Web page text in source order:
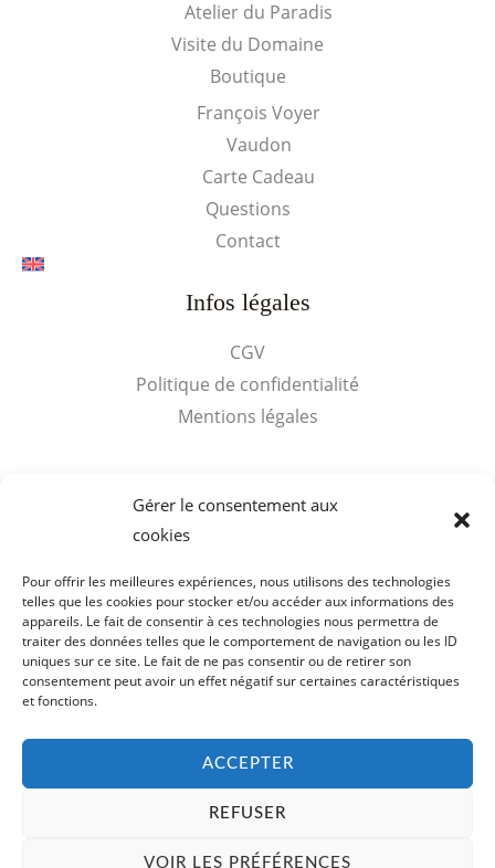
Gérer le consentement aux
cookies
Pour offrir les meilleures expériences, nous utilisons des technologies
telles que les cookies pour stocker et/ou accéder aux informations des
appareils. Le fait de consentir à ces technologies nous permettra de
traiter des données telles que le comportement de navigation ou les ID
uniques sur ce site. Le fait de ne pas consentir ou de retirer son
consentement peut avoir un effet négatif sur certaines caractéristiques
et fonctions.
ACCEPTER
REFUSER
VOIR LES PRÉFÉRENCES
Atelier du Paradis
Visite du Domaine
Boutique
François Voyer
Vaudon
Carte Cadeau
Questions
Contact
Infos légales
CGV
Politique de confidentialité
Mentions légales
Accès rapides
Panier
Copyright © 2026 Visites Cognac Voyer Vaudon. SARL de
English(Anglais) Français